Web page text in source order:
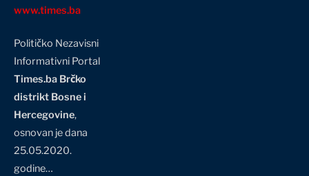
www.times.ba
Političko Nezavisni
Informativni Portal
Times.ba Brčko
distrikt Bosne i
Hercegovine,
osnovan je dana
25.05.2020.
godine…